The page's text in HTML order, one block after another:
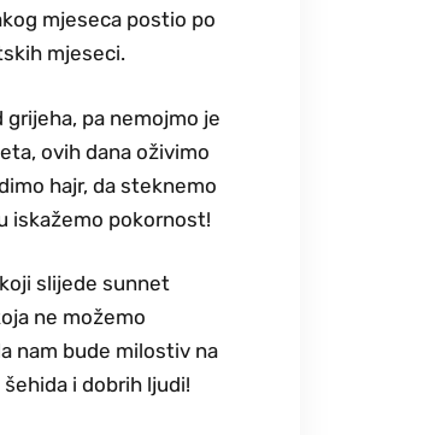
mjeseca postio po
mjeseci.
pa nemojmo je
ovih dana oživimo
hajr, da steknemo
iskažemo pokornost!
slijede sunnet
ne možemo
nam bude milostiv na
i dobrih ljudi!